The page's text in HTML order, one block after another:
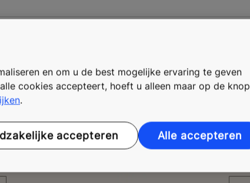
die
en om u de best mogelijke ervaring te geven
cookies accepteert, hoeft u alleen maar op de knop
.
accepteren Alle accepteren